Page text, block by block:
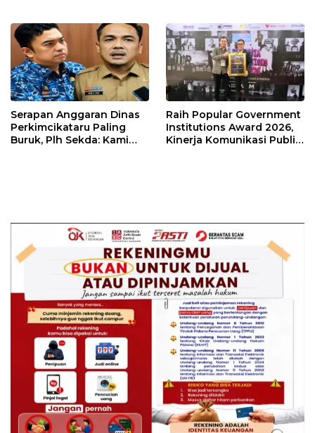
Kebangsaan.
Serapan Anggaran Dinas
Perkimcikataru Paling
Buruk, Plh Sekda: Kami
Raih Popular Government
Institutions Award 2026,
Kinerja Komunikasi Publik